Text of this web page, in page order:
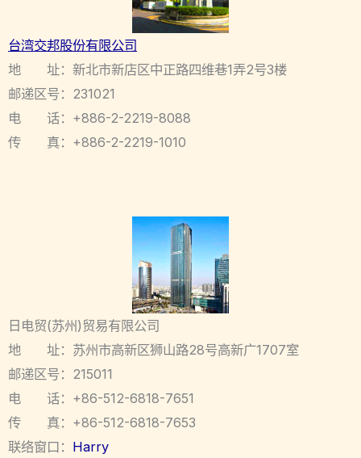
台湾交邦股份有限公司
地 址：新北市新店区中正路四维巷1弄2号3楼
邮递区号：231021
电 话：+886-2-2219-8088
传 真：+886-2-2219-1010
日电贸(苏州)贸易有限公司
地 址：苏州市高新区狮山路28号高新广1707室
邮递区号：215011
电 话：+86-512-6818-7651
传 真：+86-512-6818-7653
联络窗口： Harry